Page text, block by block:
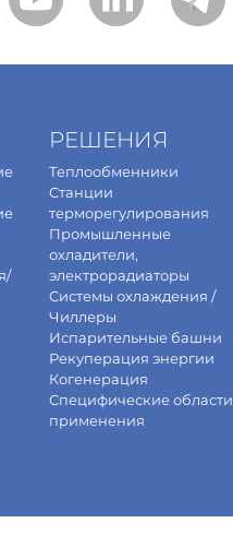
РЕШЕНИЯ
Теплообменники
Станции
терморегулирования
Промышленные
охладители,
электрорадиаторы
Системы охлаждения /
Чиллеры
Испарительные башни
Рекуперация энергии
Когенерация
Специфические области
применения